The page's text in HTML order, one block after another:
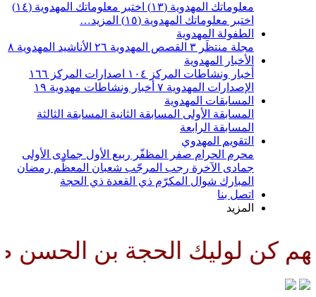
معلوماتك المهدوية (١٣)
اختبر معلوماتك المهدوية (١٤)
اختبر معلوماتك المهدوية (١٥)
المزيد…
الطفولة المهدوية
مجلة منتظَر ٣ القصص المهدوية ٢٦ الأناشيد المهدوية ٨
الأخبار المهدوية
أخبار ونشاطات المركز ١٠٤ اصدارات المركز ١٦٦
الإصدارات المهدوية ٧ أخبار ونشاطات مهدوية ١٩
المسابقات المهدوية
المسابقة الأولى المسابقة الثانية المسابقة الثالثة
المسابقة الرابعة
التقويم المهدوي
محرم الحرام صفر المظفّر ربيع الأول جمادى الأولى
جمادى الآخرة رجب المرجّب شعبان المعظّم رمضان
المبارك شوال المكرّم ذي القعدة ذي الحجة
اتصل بنا
المزيد
الحجة بن الحسن صلواتك